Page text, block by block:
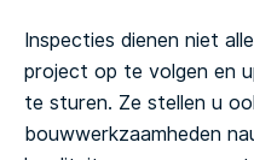
Inspecties dienen niet
project op te volgen en
te sturen. Ze stellen u
bouwwerkzaamheden